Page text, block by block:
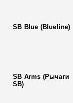
SB Blue (Blueline)
SB Arms (Рычаги
SB)